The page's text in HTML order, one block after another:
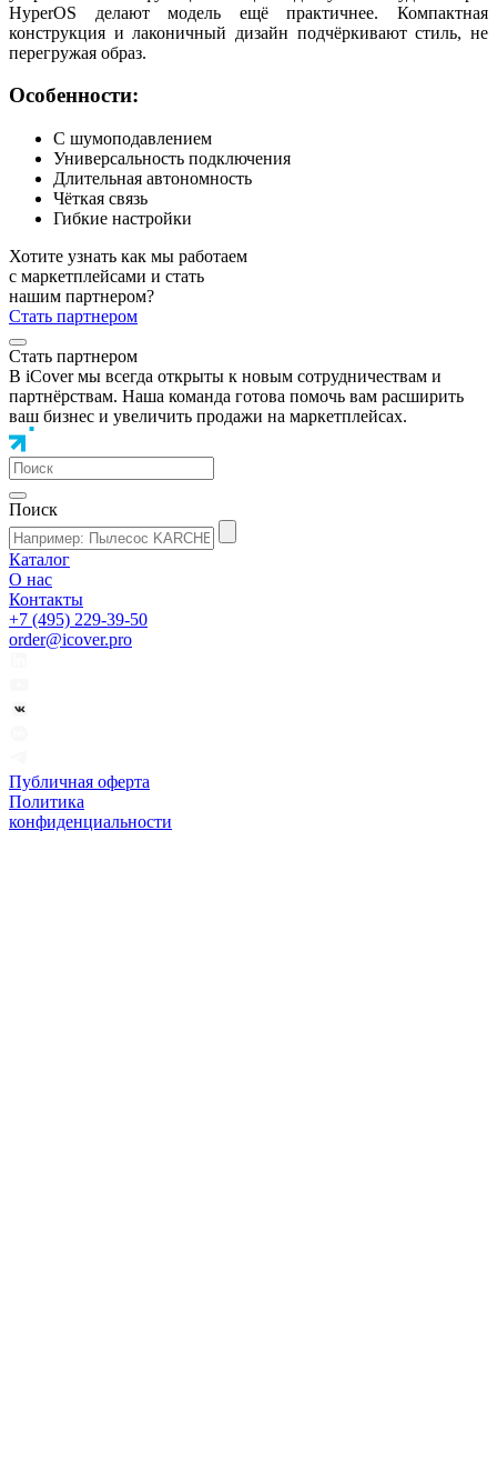
HyperOS делают модель ещё практичнее. Компактная
конструкция и лаконичный дизайн подчёркивают стиль, не
перегружая образ.
Особенности:
С шумоподавлением
Универсальность подключения
Длительная автономность
Чёткая связь
Гибкие настройки
Хотите узнать как мы работаем
с маркетплейсами и стать
нашим партнером?
Стать партнером
Стать партнером
В iCover мы всегда открыты к новым сотрудничествам и
партнёрствам. Наша команда готова помочь вам расширить
ваш бизнес и увеличить продажи на маркетплейсах.
Поиск
Каталог
О нас
Контакты
+7 (495) 229-39-50
order@icover.pro
Публичная оферта
Политика
конфиденциальности